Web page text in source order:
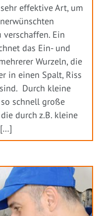
effektive Art, um
verschaffen. Ein
das Ein- und
Wurzeln, die
in einen Spalt, Riss
Durch kleine
schnell große
durch z.B. kleine